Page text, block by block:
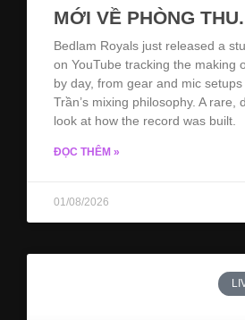
MỚI VỀ PHÒNG THU.
Bedlam Royals just released a
on YouTube tracking the making
by day, from gear and mic
Trần’s mixing philosophy. A rare,
look at how the record was built.
ĐỌC THÊM »
01/08/2026